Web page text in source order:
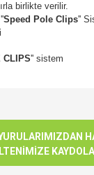
birlikte verilir.
Speed Pole Clips''
CLIPS'' sistem
Yorum Yaz
iletebilirsiniz.
için teşekkür
kalitesiz, bozuk veya